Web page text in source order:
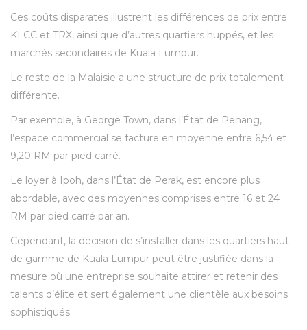
Ces coûts disparates illustrent les différences de prix entre
KLCC et TRX, ainsi que d’autres quartiers huppés, et les
marchés secondaires de Kuala Lumpur.
Le reste de la Malaisie a une structure de prix totalement
différente.
Par exemple, à George Town, dans l’État de Penang,
l’espace commercial se facture en moyenne entre 6,54 et
9,20 RM par pied carré.
Le loyer à Ipoh, dans l’État de Perak, est encore plus
abordable, avec des moyennes comprises entre 16 et 24
RM par pied carré par an.
Cependant, la décision de s’installer dans les quartiers haut
de gamme de Kuala Lumpur peut être justifiée dans la
mesure où une entreprise souhaite attirer et retenir des
talents d’élite et sert également une clientèle aux besoins
sophistiqués.